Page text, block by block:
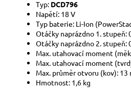
Typ: DCD796
Napětí: 18 V
Typ baterie: Li-Ion
Otáčky naprázdno 1. stupeň:
Otáčky naprázdno 2. stupeň:
Max. utahovací moment
Max. utahovací moment
Max. průměr otvoru (kov): 13
Hmotnost: 1,6 kg